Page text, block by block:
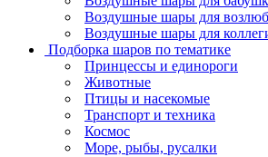
Воздушные шары для
Воздушные шары для
Подборка шаров по тематике
Принцессы и единороги
Животные
Птицы и насекомые
Транспорт и техника
Космос
Море, рыбы, русалки